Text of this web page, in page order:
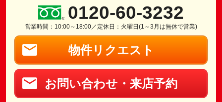
0120-60-3232
営業時間：10:00～18:00／定休日：火曜日(1～3月は無休で営業)
物件リクエスト
お問い合わせ・来店予約